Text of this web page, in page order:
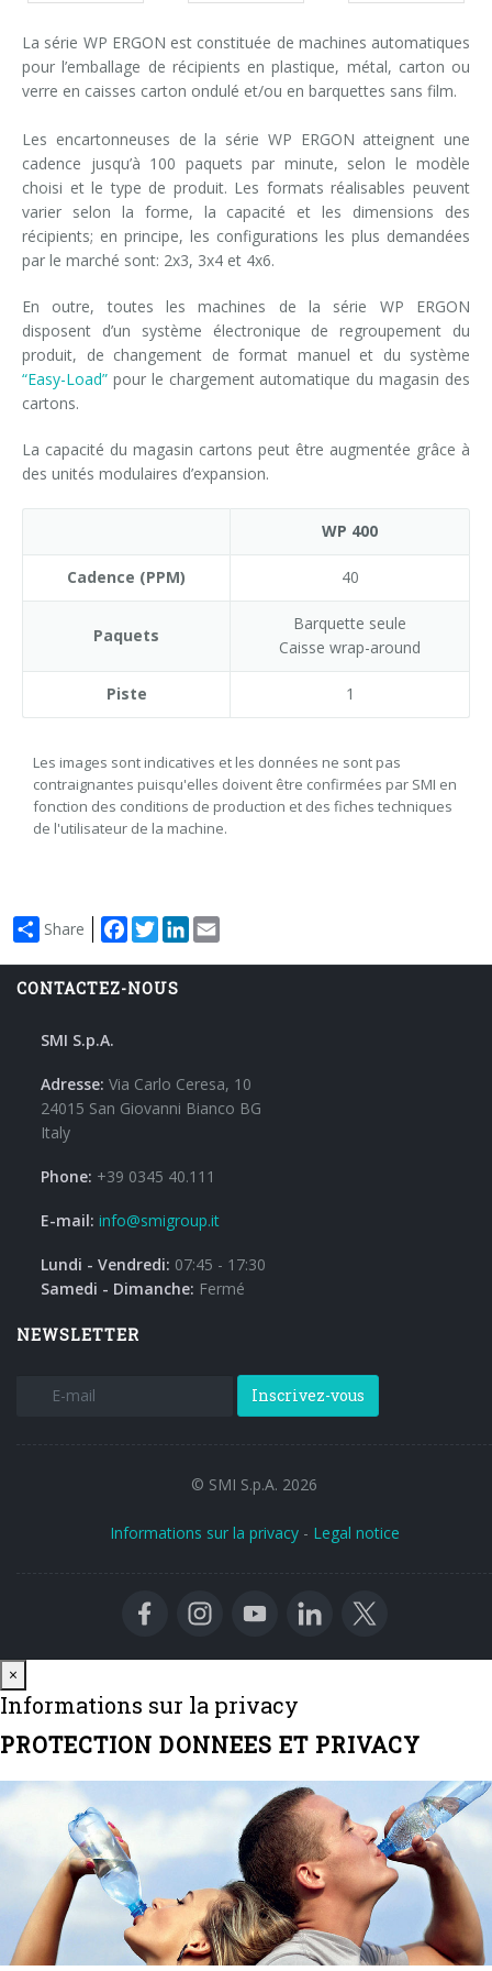
La série WP ERGON est constituée de machines automatiques
pour l’emballage de récipients en plastique, métal, carton ou
verre en caisses carton ondulé et/ou en barquettes sans film.
Les encartonneuses de la série WP ERGON atteignent une
cadence jusqu’à 100 paquets par minute, selon le modèle
choisi et le type de produit. Les formats réalisables peuvent
varier selon la forme, la capacité et les dimensions des
récipients; en principe, les configurations les plus demandées
par le marché sont: 2x3, 3x4 et 4x6.
En outre, toutes les machines de la série WP ERGON
disposent d’un système électronique de regroupement du
produit, de changement de format manuel et du système
“Easy-Load” pour le chargement automatique du magasin des
cartons.
La capacité du magasin cartons peut être augmentée grâce à
des unités modulaires d’expansion.
WP 400
Cadence (PPM) 40
Paquets
Barquette seule
Caisse wrap-around
Piste 1
Les images sont indicatives et les données ne sont pas
contraignantes puisqu'elles doivent être confirmées par SMI en
fonction des conditions de production et des fiches techniques
de l'utilisateur de la machine.
Share Facebook
TwitterLinkedIn
CONTACTEZ-NOUS
SMI S.p.A.
Adresse: Via Carlo Ceresa, 10
24015 San Giovanni Bianco BG
Italy
Phone: +39 0345 40.111
E-mail: info@smigroup.it
Lundi - Vendredi: 07:45 - 17:30
Samedi - Dimanche: Fermé
NEWSLETTER
Inscrivez-vous
© SMI S.p.A. 2026
Informations sur la privacy- Legal notice
×
Informations sur la privacy
PROTECTION DONNEES ET PRIVACY